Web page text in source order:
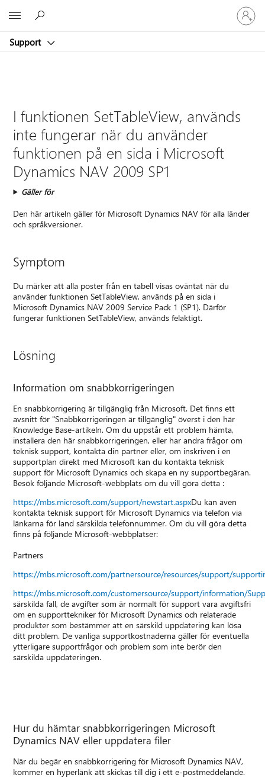
Support
Logga
in
på
konto
I funktionen SetTableView, används
inte fungerar när du använder
funktionen på en sida i Microsoft
Dynamics NAV 2009 SP1
Gäller för
Den här artikeln gäller för Microsoft Dynamics NAV för alla länder
och språkversioner.
Symptom
Du märker att alla poster från en tabell visas oväntat när du
använder funktionen SetTableView, används på en sida i
Microsoft Dynamics NAV 2009 Service Pack 1 (SP1). Därför
fungerar funktionen SetTableView, används felaktigt.
Lösning
Information om snabbkorrigeringen
En snabbkorrigering är tillgänglig från Microsoft. Det finns ett
avsnitt för "Snabbkorrigeringen är tillgänglig" överst i den här
Knowledge Base-artikeln. Om du uppstår ett problem hämta,
installera den här snabbkorrigeringen, eller har andra frågor om
teknisk support, kontakta din partner eller, om inskriven i en
supportplan direkt med Microsoft kan du kontakta teknisk
support för Microsoft Dynamics och skapa en ny supportbegäran.
Besök följande Microsoft-webbplats om du vill göra detta :
https://mbs.microsoft.com/support/newstart.aspxDu kan även
kontakta teknisk support för Microsoft Dynamics via telefon via
länkarna för land särskilda telefonnummer. Om du vill göra detta
finns på följande Microsoft-webbplatser:
Partners
https://mbs.microsoft.com/partnersource/resources/support/
https://mbs.microsoft.com/customersource/support/information/
särskilda fall, de avgifter som är normalt för support vara avgiftsfri
om en supporttekniker för Microsoft Dynamics och relaterade
produkter som bestämmer att en särskild uppdatering kan lösa
ditt problem. De vanliga supportkostnaderna gäller för eventuella
ytterligare supportfrågor och problem som inte berör den
särskilda uppdateringen.
Hur du hämtar snabbkorrigeringen Microsoft
Dynamics NAV eller uppdatera filer
När du begär en snabbkorrigering för Microsoft Dynamics NAV,
kommer en hyperlänk att skickas till dig i ett e-postmeddelande.